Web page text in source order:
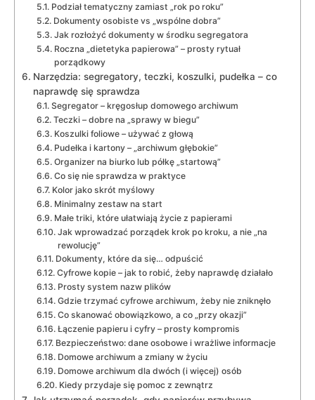
Podział tematyczny zamiast „rok po roku”
Dokumenty osobiste vs „wspólne dobra”
Jak rozłożyć dokumenty w środku segregatora
Roczna „dietetyka papierowa” – prosty rytuał
porządkowy
Narzędzia: segregatory, teczki, koszulki, pudełka – co
naprawdę się sprawdza
Segregator – kręgosłup domowego archiwum
Teczki – dobre na „sprawy w biegu”
Koszulki foliowe – używać z głową
Pudełka i kartony – „archiwum głębokie”
Organizer na biurko lub półkę „startową”
Co się nie sprawdza w praktyce
Kolor jako skrót myślowy
Minimalny zestaw na start
Małe triki, które ułatwiają życie z papierami
Jak wprowadzać porządek krok po kroku, a nie „na
rewolucję”
Dokumenty, które da się… odpuścić
Cyfrowe kopie – jak to robić, żeby naprawdę działało
Prosty system nazw plików
Gdzie trzymać cyfrowe archiwum, żeby nie zniknęło
Co skanować obowiązkowo, a co „przy okazji”
Łączenie papieru i cyfry – prosty kompromis
Bezpieczeństwo: dane osobowe i wrażliwe informacje
Domowe archiwum a zmiany w życiu
Domowe archiwum dla dwóch (i więcej) osób
Kiedy przydaje się pomoc z zewnątrz